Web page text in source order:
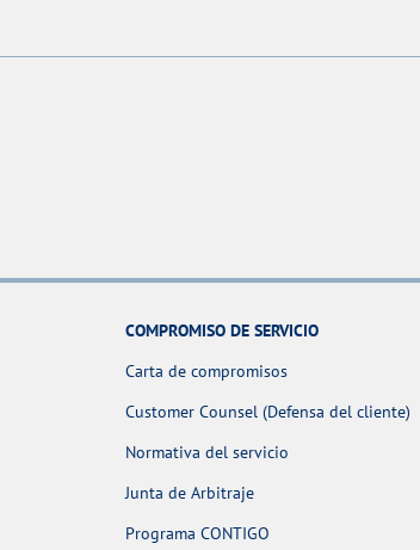
COMPROMISO DE SERVICIO
Carta de compromisos
Customer Counsel (Defensa del cliente)
Normativa del servicio
Junta de Arbitraje
Programa CONTIGO